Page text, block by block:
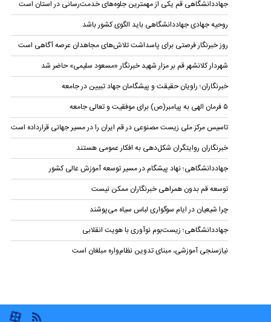
جهاددانشگاهی قم یکی از مهمترین جلوه‌های خدمت‌رسانی در استان است
روحیه جهادی جهاددانشگاهی باید الگوی کشور باشد
روز خبرنگار فرصتی برای پاسداشت تلاش‌های مجاهدان عرصه آگاهی است
شهردار کلانشهر قم بر مزار شهید خبرنگار «مسعود سلیمی» حاضر شد
خبرنگاران؛ راویان حقیقت و پیشگامان جهاد تبیین در جامعه
۵ فرمان الهی به پیامبر(ص) برای موفقیت و تعالی جامعه
تاسیس مرکز ملی زیست مصنوعی در قم ایران را در مسیر جهانی قرارداده است
خبرنگاران روایتگران شکل‌دهی به افکار عمومی هستند
جهاد‌دانشگاهی؛ نهاد پیشگام در مسیر توسعه آموزش عالی کشور
توسعه قم بدون همراهی خبرنگاران ممکن نیست
چرا شیعیان در ایام سوگواری لباس سیاه می‌پوشند
جهاد‌دانشگاهی؛ زیست‌بوم نوآوری با هویت انقلابی
نیازسنجی آموزشی، مبنای تدوین نظام‌واره مبلغان است